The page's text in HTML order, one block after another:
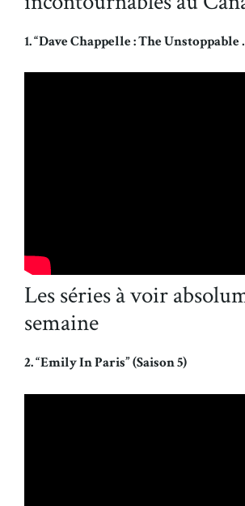
1. “Dave Chappelle : The Unstoppable
Les séries à voir
semaine
2. “Emily In Paris” (Saison 5)